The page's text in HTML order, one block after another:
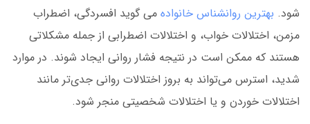
شود. بهترین روانشناس خانواده می گوید افسردگی، اضطراب
مزمن، اختلالات خواب، و اختلالات اضطرابی از جمله مشکلاتی
هستند که ممکن است در نتیجه فشار روانی ایجاد شوند. در موارد
شدید، استرس می‌تواند به بروز اختلالات روانی جدی‌تر مانند
اختلالات خوردن و یا اختلالات شخصیتی منجر شود.